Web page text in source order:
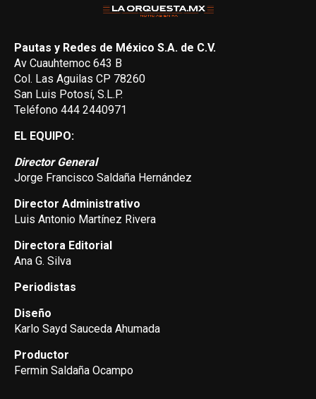
Pautas y Redes de México S.A. de C.V.
Av Cuauhtemoc 643 B
Col. Las Aguilas CP 78260
San Luis Potosí, S.L.P.
Teléfono 444 2440971
EL EQUIPO:
Director General
Jorge Francisco Saldaña Hernández
Director Administrativo
Luis Antonio Martínez Rivera
Directora Editorial
Ana G. Silva
Periodistas
Diseño
Karlo Sayd Sauceda Ahumada
Productor
Fermin Saldaña Ocampo